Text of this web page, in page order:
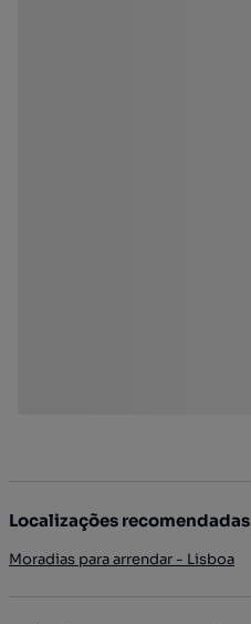
Localizações recomendadas
Moradias para arrendar - Lisboa